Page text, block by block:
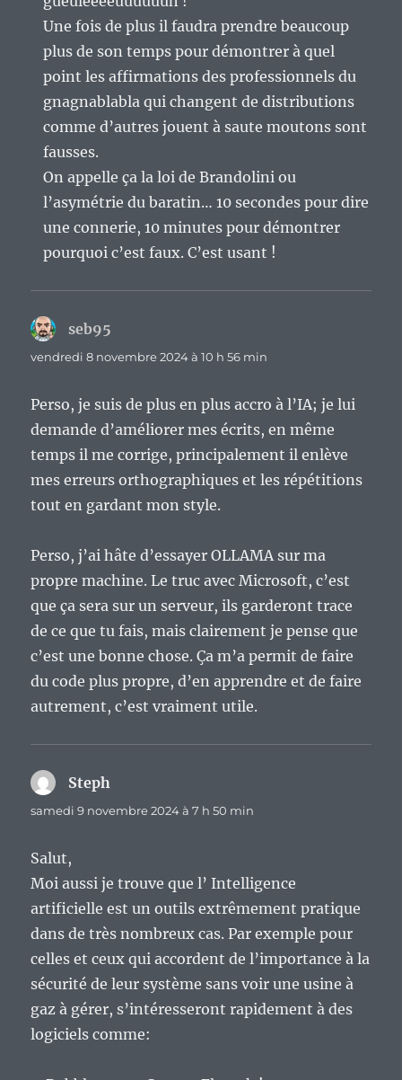
Une fois de plus il faudra prendre beaucoup
plus de son temps pour démontrer à quel
point les affirmations des professionnels du
gnagnablabla qui changent de distributions
comme d’autres jouent à saute moutons sont
fausses.
On appelle ça la loi de Brandolini ou
l’asymétrie du baratin… 10 secondes pour dire
une connerie, 10 minutes pour démontrer
pourquoi c’est faux. C’est usant !
seb95
vendredi 8 novembre 2024 à 10 h 56 min
Perso, je suis de plus en plus accro à l’IA; je lui
demande d’améliorer mes écrits, en même
temps il me corrige, principalement il enlève
mes erreurs orthographiques et les répétitions
tout en gardant mon style.
Perso, j’ai hâte d’essayer OLLAMA sur ma
propre machine. Le truc avec Microsoft, c’est
que ça sera sur un serveur, ils garderont trace
de ce que tu fais, mais clairement je pense que
c’est une bonne chose. Ça m’a permit de faire
du code plus propre, d’en apprendre et de faire
autrement, c’est vraiment utile.
Steph
samedi 9 novembre 2024 à 7 h 50 min
Salut,
Moi aussi je trouve que l’ Intelligence
artificielle est un outils extrêmement pratique
dans de très nombreux cas. Par exemple pour
celles et ceux qui accordent de l’importance à la
sécurité de leur système sans voir une usine à
gaz à gérer, s’intéresseront rapidement à des
logiciels comme: